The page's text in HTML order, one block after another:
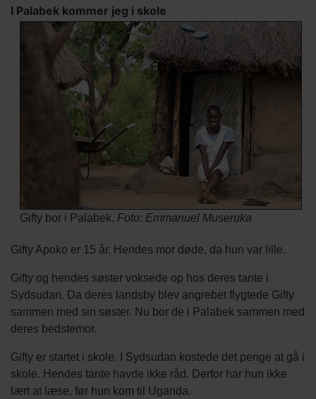
I Palabek kommer jeg i skole
Gifty bor i Palabek. Foto: Emmanuel Museruka
Gifty Apoko er 15 år. Hendes mor døde, da hun var lille.
Gifty og hendes søster voksede op hos deres tante i
Sydsudan. Da deres landsby blev angrebet flygtede Gifty
sammen med sin søster. Nu bor de i Palabek sammen med
deres bedstemor.
Gifty er startet i skole. I Sydsudan kostede det penge at gå i
skole. Hendes tante havde ikke råd. Derfor har hun ikke
lært at læse, før hun kom til Uganda.